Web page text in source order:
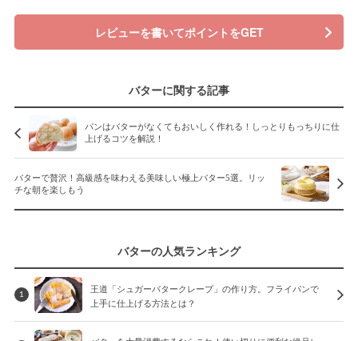
レビューを書いてポイントをGET
バターに関する記事
パンはバターがなくてもおいしく作れる！しっとりもっちりに仕
上げるコツを解説！
バターで贅沢！高級感を味わえる美味しい極上バター5選。リッ
チな朝を楽しもう
バターの人気ランキング
1
王道「シュガーバタークレープ」の作り方。フライパンで
上手に仕上げる方法とは？